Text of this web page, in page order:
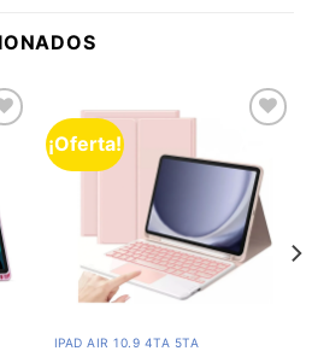
¡Oferta!
lista de
deseos
IPAD AIR 10.9 4TA 5TA